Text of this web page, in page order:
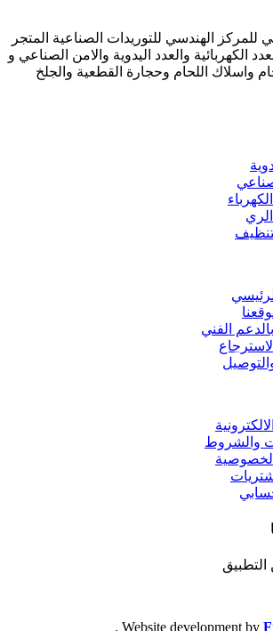
للمركز الهندسي للتوريدات الصناعية المتجر
الكهربائية والعدد اليدوية والامن الصناعي و
واسلاك اللحام وحجارة القطعية والجلخ
الفني
والشروط
Website development by
.